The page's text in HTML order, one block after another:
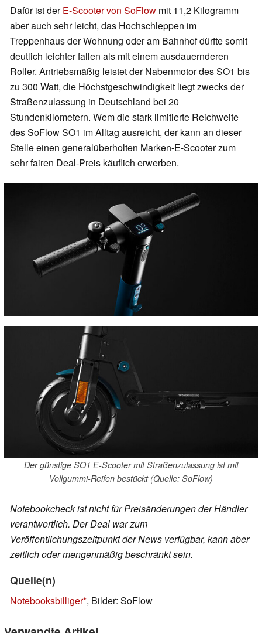
Dafür ist derE-Scooter von SoFlow mit 11,2 Kilogramm
aber auch sehr leicht, das Hochschleppen im
Treppenhaus der Wohnung oder am Bahnhof dürfte somit
deutlich leichter fallen als mit einem ausdauernderen
Roller. Antriebsmäßig leistet der Nabenmotor des SO1 bis
zu 300 Watt, die Höchstgeschwindigkeit liegt zwecks der
Straßenzulassung in Deutschland bei 20
Stundenkilometern. Wem die stark limitierte Reichweite
des SoFlow SO1 im Alltag ausreicht, der kann an dieser
Stelle einen generalüberholten Marken-E-Scooter zum
sehr fairen Deal-Preis käuflich erwerben.
Der günstige SO1 E-Scooter mit Straßenzulassung ist mit
Vollgummi-Reifen bestückt (Quelle: SoFlow)
Notebookcheck ist nicht für Preisänderungen der Händler
verantwortlich. Der Deal war zum
Veröffentlichungszeitpunkt der News verfügbar, kann aber
zeitlich oder mengenmäßig beschränkt sein.
Quelle(n)
Notebooksbilliger , Bilder: SoFlow